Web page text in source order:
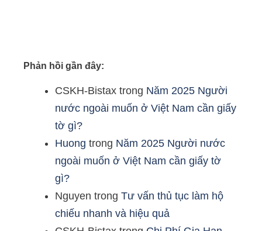
Phản hồi gần đây:
CSKH-Bistax trong Năm 2025 Người
nước ngoài muốn ở Việt Nam cần giấy
tờ gì?
Huong trong Năm 2025 Người nước
ngoài muốn ở Việt Nam cần giấy tờ
gì?
Nguyen trong Tư vấn thủ tục làm hộ
chiếu nhanh và hiệu quả